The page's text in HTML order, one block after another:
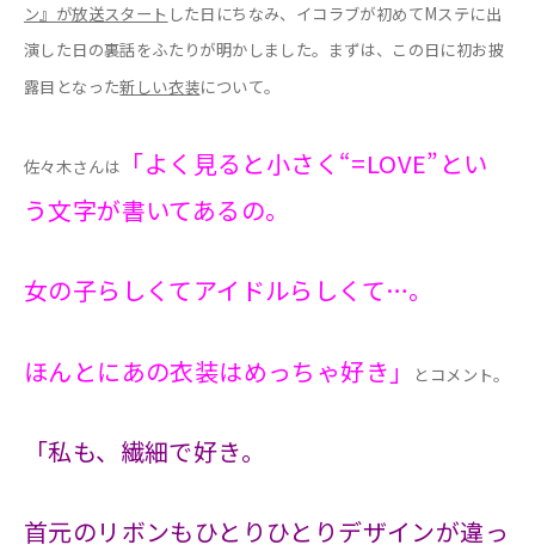
ン』が放送スタート した日にちなみ、イコラブが初めてMステに出
演した日の裏話をふたりが明かしました。まずは、この日に初お披
露目となった新しい衣装について。
佐々木さんは
「よく見ると小さく“=LOVE”とい
う文字が書いてあるの。
女の子らしくてアイドルらしくて…。
ほんとにあの衣装はめっちゃ好き」 とコメント。
「私も、繊細で好き。
首元のリボンもひとりひとりデザインが違っ